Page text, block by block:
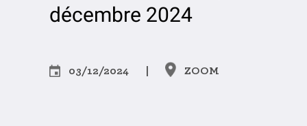
décembre 2024
03/12/2024 ZOOM